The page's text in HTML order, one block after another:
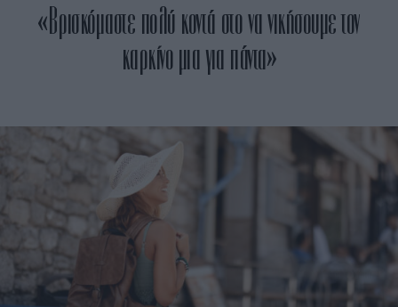
«Βρισκόμαστε πολύ κοντά στο να νικήσουμε τον
καρκίνο μια για πάντα»